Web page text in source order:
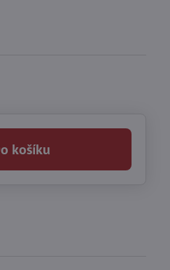
Do košíku